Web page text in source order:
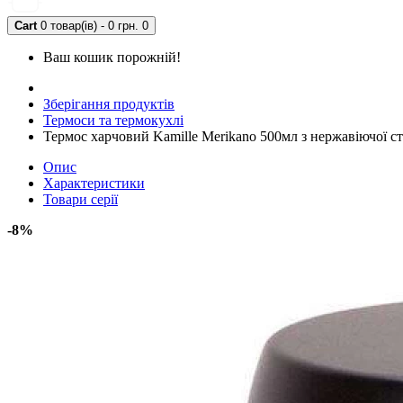
Cart 0 товар(ів) - 0 грн. 0
Ваш кошик порожній!
Зберігання продуктів
Термоси та термокухлі
Термос харчовий Kamille Merikano 500мл з нержавіючої
Опис
Характеристики
Товари серії
-8%